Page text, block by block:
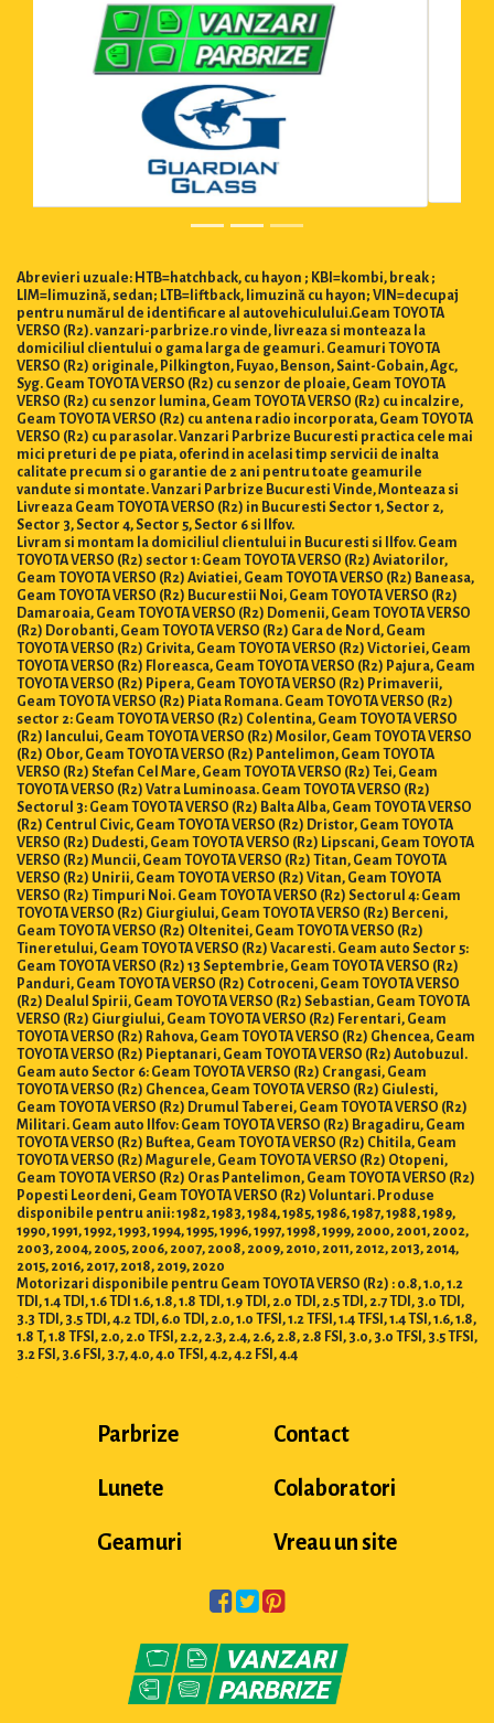
Abrevieri uzuale: HTB=hatchback, cu hayon ; KBI=kombi, break ;
LIM=limuzină, sedan; LTB=liftback, limuzină cu hayon; VIN=decupaj
pentru numărul de identificare al autovehiculului.Geam TOYOTA
VERSO (R2). vanzari-parbrize.ro vinde, livreaza si monteaza la
domiciliul clientului o gama larga de geamuri. Geamuri TOYOTA
VERSO (R2) originale, Pilkington, Fuyao, Benson, Saint-Gobain, Agc,
Syg. Geam TOYOTA VERSO (R2) cu senzor de ploaie, Geam TOYOTA
VERSO (R2) cu senzor lumina, Geam TOYOTA VERSO (R2) cu incalzire,
Geam TOYOTA VERSO (R2) cu antena radio incorporata, Geam TOYOTA
VERSO (R2) cu parasolar. Vanzari Parbrize Bucuresti practica cele mai
mici preturi de pe piata, oferind in acelasi timp servicii de inalta
calitate precum si o garantie de 2 ani pentru toate geamurile
vandute si montate. Vanzari Parbrize Bucuresti Vinde, Monteaza si
Livreaza Geam TOYOTA VERSO (R2) in Bucuresti Sector 1, Sector 2,
Sector 3, Sector 4, Sector 5, Sector 6 si Ilfov.
Livram si montam la domiciliul clientului in Bucuresti si Ilfov. Geam
TOYOTA VERSO (R2) sector 1: Geam TOYOTA VERSO (R2) Aviatorilor,
Geam TOYOTA VERSO (R2) Aviatiei, Geam TOYOTA VERSO (R2) Baneasa,
Geam TOYOTA VERSO (R2) Bucurestii Noi, Geam TOYOTA VERSO (R2)
Damaroaia, Geam TOYOTA VERSO (R2) Domenii, Geam TOYOTA VERSO
(R2) Dorobanti, Geam TOYOTA VERSO (R2) Gara de Nord, Geam
TOYOTA VERSO (R2) Grivita, Geam TOYOTA VERSO (R2) Victoriei, Geam
TOYOTA VERSO (R2) Floreasca, Geam TOYOTA VERSO (R2) Pajura, Geam
TOYOTA VERSO (R2) Pipera, Geam TOYOTA VERSO (R2) Primaverii,
Geam TOYOTA VERSO (R2) Piata Romana. Geam TOYOTA VERSO (R2)
sector 2: Geam TOYOTA VERSO (R2) Colentina, Geam TOYOTA VERSO
(R2) Iancului, Geam TOYOTA VERSO (R2) Mosilor, Geam TOYOTA VERSO
(R2) Obor, Geam TOYOTA VERSO (R2) Pantelimon, Geam TOYOTA
VERSO (R2) Stefan Cel Mare, Geam TOYOTA VERSO (R2) Tei, Geam
TOYOTA VERSO (R2) Vatra Luminoasa. Geam TOYOTA VERSO (R2)
Sectorul 3: Geam TOYOTA VERSO (R2) Balta Alba, Geam TOYOTA VERSO
(R2) Centrul Civic, Geam TOYOTA VERSO (R2) Dristor, Geam TOYOTA
VERSO (R2) Dudesti, Geam TOYOTA VERSO (R2) Lipscani, Geam TOYOTA
VERSO (R2) Muncii, Geam TOYOTA VERSO (R2) Titan, Geam TOYOTA
VERSO (R2) Unirii, Geam TOYOTA VERSO (R2) Vitan, Geam TOYOTA
VERSO (R2) Timpuri Noi. Geam TOYOTA VERSO (R2) Sectorul 4: Geam
TOYOTA VERSO (R2) Giurgiului, Geam TOYOTA VERSO (R2) Berceni,
Geam TOYOTA VERSO (R2) Oltenitei, Geam TOYOTA VERSO (R2)
Tineretului, Geam TOYOTA VERSO (R2) Vacaresti. Geam auto Sector 5:
Geam TOYOTA VERSO (R2) 13 Septembrie, Geam TOYOTA VERSO (R2)
Panduri, Geam TOYOTA VERSO (R2) Cotroceni, Geam TOYOTA VERSO
(R2) Dealul Spirii, Geam TOYOTA VERSO (R2) Sebastian, Geam TOYOTA
VERSO (R2) Giurgiului, Geam TOYOTA VERSO (R2) Ferentari, Geam
TOYOTA VERSO (R2) Rahova, Geam TOYOTA VERSO (R2) Ghencea, Geam
TOYOTA VERSO (R2) Pieptanari, Geam TOYOTA VERSO (R2) Autobuzul.
Geam auto Sector 6: Geam TOYOTA VERSO (R2) Crangasi, Geam
TOYOTA VERSO (R2) Ghencea, Geam TOYOTA VERSO (R2) Giulesti,
Geam TOYOTA VERSO (R2) Drumul Taberei, Geam TOYOTA VERSO (R2)
Militari. Geam auto Ilfov: Geam TOYOTA VERSO (R2) Bragadiru, Geam
TOYOTA VERSO (R2) Buftea, Geam TOYOTA VERSO (R2) Chitila, Geam
TOYOTA VERSO (R2) Magurele, Geam TOYOTA VERSO (R2) Otopeni,
Geam TOYOTA VERSO (R2) Oras Pantelimon, Geam TOYOTA VERSO (R2)
Popesti Leordeni, Geam TOYOTA VERSO (R2) Voluntari. Produse
disponibile pentru anii: 1982, 1983, 1984, 1985, 1986, 1987, 1988, 1989,
1990, 1991, 1992, 1993, 1994, 1995, 1996, 1997, 1998, 1999, 2000, 2001, 2002,
2003, 2004, 2005, 2006, 2007, 2008, 2009, 2010, 2011, 2012, 2013, 2014,
2015, 2016, 2017, 2018, 2019, 2020
Motorizari disponibile pentru Geam TOYOTA VERSO (R2) : 0.8, 1.0, 1.2
TDI, 1.4 TDI, 1.6 TDI 1.6, 1.8, 1.8 TDI, 1.9 TDI, 2.0 TDI, 2.5 TDI, 2.7 TDI, 3.0 TDI,
3.3 TDI, 3.5 TDI, 4.2 TDI, 6.0 TDI, 2.0, 1.0 TFSI, 1.2 TFSI, 1.4 TFSI, 1.4 TSI, 1.6, 1.8,
1.8 T, 1.8 TFSI, 2.0, 2.0 TFSI, 2.2, 2.3, 2.4, 2.6, 2.8, 2.8 FSI, 3.0, 3.0 TFSI, 3.5 TFSI,
3.2 FSI, 3.6 FSI, 3.7, 4.0, 4.0 TFSI, 4.2, 4.2 FSI, 4.4
Parbrize
Lunete
Geamuri
Contact
Colaboratori
Vreau un site